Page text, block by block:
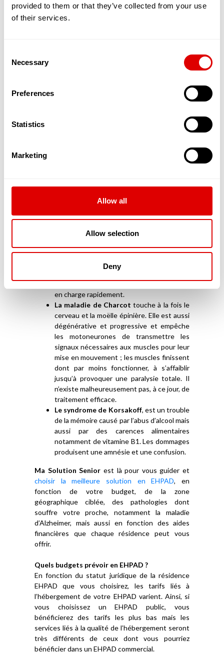
provided to them or that they’ve collected from your use
of their services.
Selection
Necessary
Preferences
Statistics
Marketing
Allow all
Allow selection
Deny
pour prendre en charge ces maladies. Parmi elles,
l’on peut trouver :
225.000 nouveaux cas par an. Elle affecte la
capacité à réaliser des gestes simples de la
maladie neurodégénérative qui empêche le
contrôle des mouvements du corps. 200
France et 25 000 personnes le sont, en
sphincter urinal, qui permet de maintenir
fermée cette dernière, sont altérés.
intervient lorsque le cerveau n’est plus
suffisamment irrigué et n’apporte plus ni
nécessaires. Dès-lors, les cellules du
cerveau meurent et provoquent des
lésions qui peuvent se révéler très
importantes si la personne n’est pas prise
en charge rapidement.
La maladie de Charcot touche à la fois le
cerveau et la moëlle épinière. Elle est aussi
dégénérative et progressive et empêche
les motoneurones de transmettre les
signaux nécessaires aux muscles pour leur
mise en mouvement ; les muscles finissent
dont par moins fonctionner, à s’affaiblir
jusqu’à provoquer une paralysie totale. Il
n’existe malheureusement pas, à ce jour, de
traitement efficace.
Le syndrome de Korsakoff, est un trouble
de la mémoire causé par l’abus d’alcool mais
aussi par des carences alimentaires
notamment de vitamine B1. Les dommages
produisent une amnésie et une confusion.
Ma Solution Senior est là pour vous guider et
choisir la meilleure solution en EHPAD, en
fonction de votre budget, de la zone
géographique ciblée, des pathologies dont
souffre votre proche, notamment la maladie
d’Alzheimer, mais aussi en fonction des aides
financières que chaque résidence peut vous
offrir.
Quels budgets prévoir en EHPAD ?
En fonction du statut juridique de la résidence
EHPAD que vous choisirez, les tarifs liés à
l’hébergement de votre EHPAD varient. Ainsi, si
vous choisissez un EHPAD public, vous
bénéficierez des tarifs les plus bas mais les
services liés à la qualité de l’hébergement seront
très différents de ceux dont vous pourriez
bénéficier dans un EHPAD commercial.